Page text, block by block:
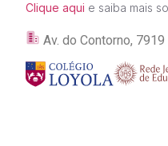
Clique aqui e saiba mais
Av. do Contorno,